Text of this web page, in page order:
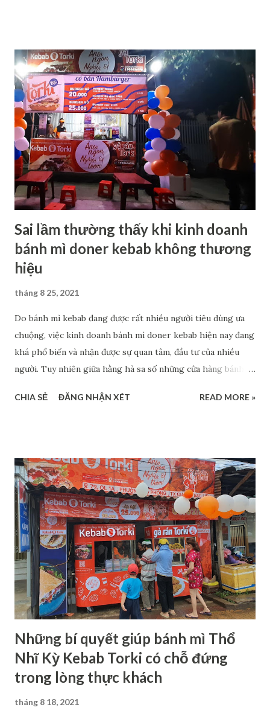
ăn đang "lên ngôi" trên thị trường Việt Nam Tầm quan trọng
của việc lựa chọn địa điểm kinh doanh bánh mì kebab Khi
quyết định kinh doanh bánh mì kebab thì một trong những
việc đầu tiên mà bạn bắt buộc phải thực hiện đó là lựa chọn
địa điểm kinh doanh cho phù hợp. Trong lĩnh vực kinh
doanh ẩm thực nói chung và kinh doanh thức ăn đường phố
nói riêng, địa điểm kinh doanh đóng vai trò vô cùng quan
trọng và sẽ quyết định doanh thu và phân khúc khách hàng
của bạn. The...
Sai lầm thường thấy khi kinh doanh
bánh mì doner kebab không thương
hiệu
tháng 8 25, 2021
Do bánh mì kebab đang được rất nhiều người tiêu dùng ưa
chuộng, việc kinh doanh bánh mì doner kebab hiện nay đang
khá phổ biến và nhận được sự quan tâm, đầu tư của nhiều
người. Tuy nhiên giữa hằng hà sa số những cửa hàng bánh
doanh thuận lợi. Vậy lý do là gì và cách cải thiện chúng ra
kinh doanh một lĩnh vực, một sản phẩm bánh mì kebab cũng
sẽ có kẻ thành, người bại bởi cách tận dụng cơ hội của mỗi
chủ doanh nghiệp là khác nhau. Có những xe đẩy, cửa hàng
bánh mì kebab bán rất chạy nhưng không phải tất cả đều
như vậy. Trong thực tế vẫn có rất nhiều đơn vị làm ăn không
thuận lợi. Và những sai lầm thường mắc phải của những đơn
vị ấy là: Không có một thương hiệu bánh mì kebab khiến
người tiêu dùng tin tưởng, yên tâm khi sử dụng. Không có
chiến thuật bán hàng t...
CHIA SẺ ĐĂNG NHẬN XÉT READ MORE »
Những bí quyết giúp bánh mì Thổ
Nhĩ Kỳ Kebab Torki có chỗ đứng
trong lòng thực khách
tháng 8 18, 2021